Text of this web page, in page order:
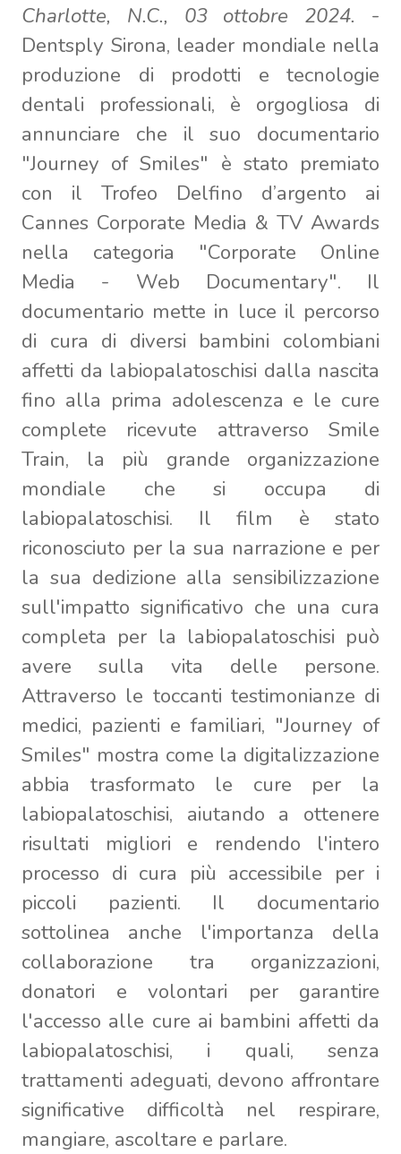
Charlotte, N.C., 03 ottobre 2024. -
Dentsply Sirona, leader mondiale nella
produzione di prodotti e tecnologie
dentali professionali, è orgogliosa di
annunciare che il suo documentario
"Journey of Smiles" è stato premiato
con il Trofeo Delfino d’argento ai
Cannes Corporate Media & TV Awards
nella categoria "Corporate Online
Media - Web Documentary". Il
documentario mette in luce il percorso
di cura di diversi bambini colombiani
affetti da labiopalatoschisi dalla nascita
fino alla prima adolescenza e le cure
complete ricevute attraverso Smile
Train, la più grande organizzazione
mondiale che si occupa di
labiopalatoschisi. Il film è stato
riconosciuto per la sua narrazione e per
la sua dedizione alla sensibilizzazione
sull'impatto significativo che una cura
completa per la labiopalatoschisi può
avere sulla vita delle persone.
Attraverso le toccanti testimonianze di
medici, pazienti e familiari, "Journey of
Smiles" mostra come la digitalizzazione
abbia trasformato le cure per la
labiopalatoschisi, aiutando a ottenere
risultati migliori e rendendo l'intero
processo di cura più accessibile per i
piccoli pazienti. Il documentario
sottolinea anche l'importanza della
collaborazione tra organizzazioni,
donatori e volontari per garantire
l'accesso alle cure ai bambini affetti da
labiopalatoschisi, i quali, senza
trattamenti adeguati, devono affrontare
significative difficoltà nel respirare,
mangiare, ascoltare e parlare.